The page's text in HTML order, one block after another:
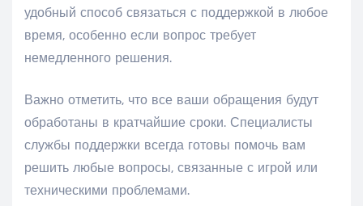
удобный способ связаться с поддержкой в любое
время, особенно если вопрос требует
немедленного решения.
Важно отметить, что все ваши обращения будут
обработаны в кратчайшие сроки. Специалисты
службы поддержки всегда готовы помочь вам
решить любые вопросы, связанные с игрой или
техническими проблемами.